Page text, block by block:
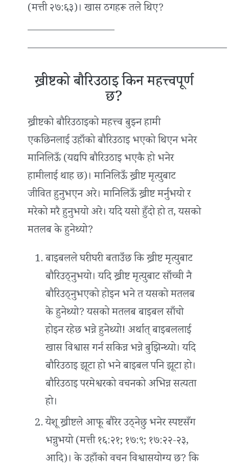
(मत्ती २७:६३)। खास ठगहरू तले थिए?
_________________
ख्रीष्टको बौरिउठाइ किन महत्त्वपूर्ण
छ?
ख्रीष्टको बौरिउठाइको महत्त्व बुझ्न हामी
एकछिनलाई उहाँको बौरिउठाइ भएको थिएन भनेर
मानिलिऊँ (यद्यपि बौरिउठाइ भएकै हो भनेर
हामीलाई थाह छ)। मानिलिऊँ ख्रीष्ट मृत्युबाट
जीवित हुनुभएन अरे। मानिलिऊँ ख्रीष्ट मर्नुभयो र
मरेको मरै हुनुभयो अरे। यदि यसो हुँदो हो त, यसको
मतलब के हुनेथ्यो?
बाइबलले घरीघरी बताउँछ कि ख्रीष्ट मृत्युबाट
बौरिउठ्नुभयो। यदि ख्रीष्ट मृत्युबाट साँच्ची नै
बौरिउठ्नुभएको होइन भने त यसको मतलब
के हुनेथ्यो? यसको मतलब बाइबल साँचो
होइन रहेछ भन्ने हुनेथ्यो! अर्थात् बाइबललाई
खास विश्वास गर्न सकिन्न भन्ने बुझिन्थ्यो। यदि
बौरिउठाइ झूटा हो भने बाइबल पनि झूटा हो।
बौरिउठाइ परमेश्वरको वचनको अभिन्न सत्यता
हो।
येशू ख्रीष्टले आफू बौरेर उठ्नेछु भनेर स्पष्टसँग
भन्नुभयो (मत्ती १६:२१; १७:९; १७:२२-२३,
आदि)। के उहाँको वचन विश्वासयोग्य छ? कि